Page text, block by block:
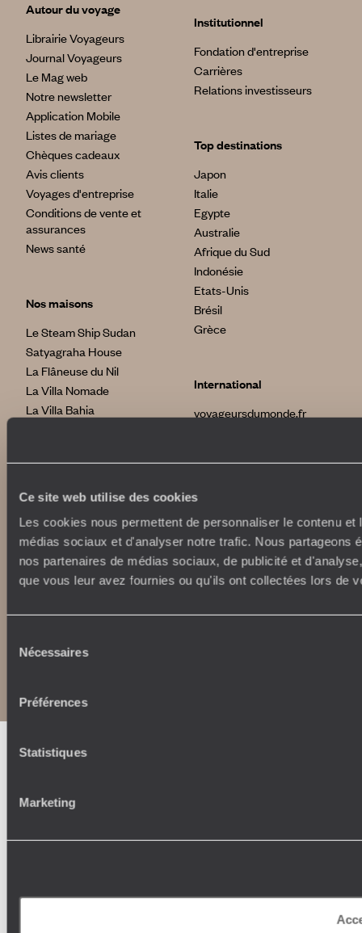
Ce site web utilise des cookies
Les cookies nous permettent de personnaliser le contenu
médias sociaux et d'analyser notre trafic. Nous partageons
nos partenaires de médias sociaux, de publicité et
que vous leur avez fournies ou qu'ils ont collectées lors de
Nécessaires
Préférences
Statistiques
Marketing
Autour du voyage
Librairie Voyageurs
Journal Voyageurs
Le Mag web
Notre newsletter
Application Mobile
Listes de mariage
Chèques cadeaux
Avis clients
Voyages d'entreprise
Conditions de vente et
assurances
News santé
Nos maisons
Le Steam Ship Sudan
Satyagraha House
La Flâneuse du Nil
La Villa Nomade
La Villa Bahia
Institutionnel
Fondation d'entreprise
Carrières
Relations investisseurs
Top destinations
Japon
Italie
Egypte
Australie
Afrique du Sud
Indonésie
Etats-Unis
Brésil
Grèce
International
voyageursdumonde.fr
voyageursdumonde.com
originaldiving.com
extraordinaryjourneys.com